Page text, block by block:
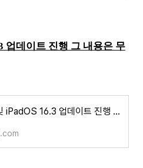
업데이트 진행 그 내용은 무
iOS 16.3 및 iPadOS 16.3 업데이트 진행 그 내용은 무엇인가?